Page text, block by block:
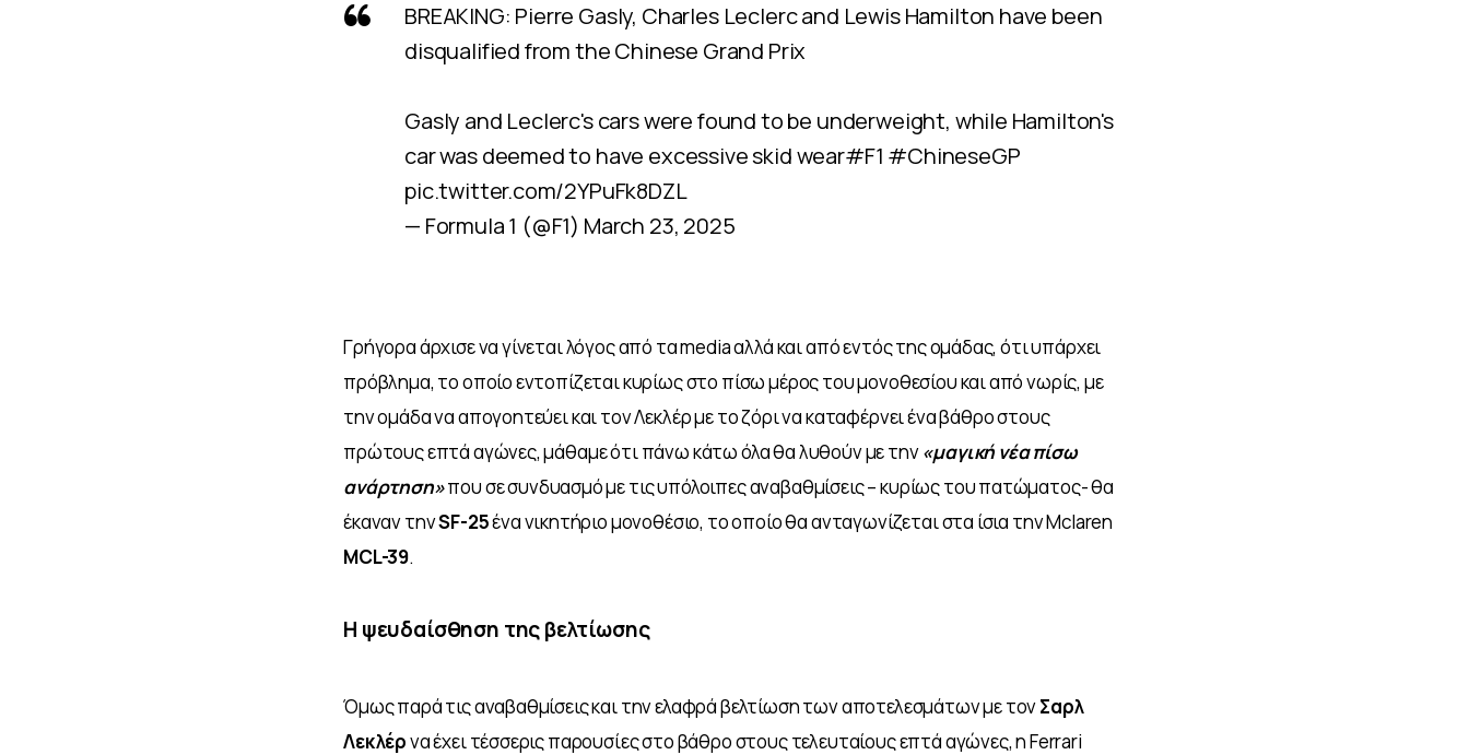
BREAKING: Pierre Gasly, Charles Leclerc and Lewis Hamilton have been
disqualified from the Chinese Grand Prix
Gasly and Leclerc's cars were found to be underweight, while Hamilton's
car was deemed to have excessive skid wear#F1 #ChineseGP
pic.twitter.com/2YPuFk8DZL
— Formula 1 (@F1) March 23, 2025
Γρήγορα άρχισε να γίνεται λόγος από τα media αλλά και από εντός της ομάδας, ότι υπάρχει
πρόβλημα, το οποίο εντοπίζεται κυρίως στο πίσω μέρος του μονοθεσίου και από νωρίς, με
την ομάδα να απογοητεύει και τον Λεκλέρ με το ζόρι να καταφέρνει ένα βάθρο στους
πρώτους επτά αγώνες, μάθαμε ότι πάνω κάτω όλα θα λυθούν με την «μαγική νέα πίσω
ανάρτηση» που σε συνδυασμό με τις υπόλοιπες αναβαθμίσεις – κυρίως του πατώματος- θα
έκαναν την SF-25 ένα νικητήριο μονοθέσιο, το οποίο θα ανταγωνίζεται στα ίσια την Mclaren
MCL-39.
Η ψευδαίσθηση της βελτίωσης
Όμως παρά τις αναβαθμίσεις και την ελαφρά βελτίωση των αποτελεσμάτων με τον Σαρλ
Λεκλέρ να έχει τέσσερις παρουσίες στο βάθρο στους τελευταίους επτά αγώνες, η Ferrari